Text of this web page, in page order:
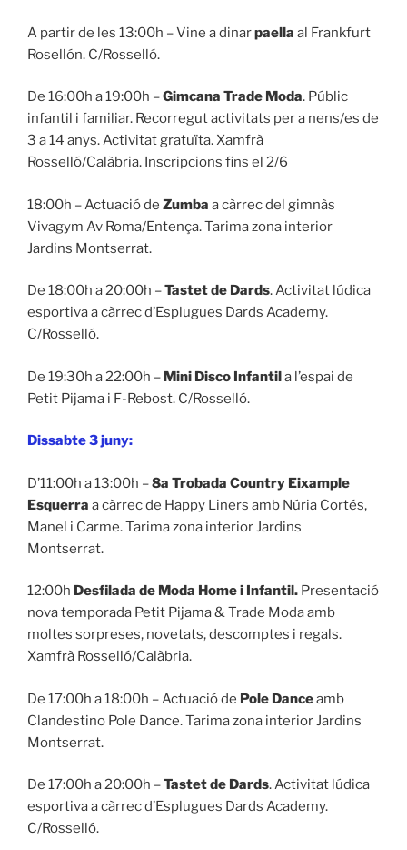
A partir de les 13:00h – Vine a dinarpaella al Frankfurt
Rosellón. C/Rosselló.
De 16:00h a 19:00h –Gimcana Trade Moda. Públic
infantil i familiar. Recorregut activitats per a nens/es de
3 a 14 anys. Activitat gratuïta. Xamfrà
Rosselló/Calàbria. Inscripcions fins el 2/6
18:00h – Actuació de Zumba a càrrec del gimnàs
Vivagym Av Roma/Entença. Tarima zona interior
Jardins Montserrat.
De 18:00h a 20:00h –Tastet de Dards. Activitat lúdica
esportiva a càrrec d’Esplugues Dards Academy.
C/Rosselló.
De 19:30h a 22:00h – Mini Disco Infantila l’espai de
Petit Pijama i F-Rebost. C/Rosselló.
Dissabte 3 juny:
D’11:00h a 13:00h –8a Trobada Country Eixample
Esquerra a càrrec de Happy Liners amb Núria Cortés,
Manel i Carme. Tarima zona interior Jardins
Montserrat.
12:00h Desfilada de Moda Home i Infantil. Presentació
nova temporada Petit Pijama & Trade Moda amb
moltes sorpreses, novetats, descomptes i regals.
Xamfrà Rosselló/Calàbria.
De 17:00h a 18:00h – Actuació de Pole Danceamb
Clandestino Pole Dance. Tarima zona interior Jardins
Montserrat.
De 17:00h a 20:00h –Tastet de Dards. Activitat lúdica
esportiva a càrrec d’Esplugues Dards Academy.
C/Rosselló.